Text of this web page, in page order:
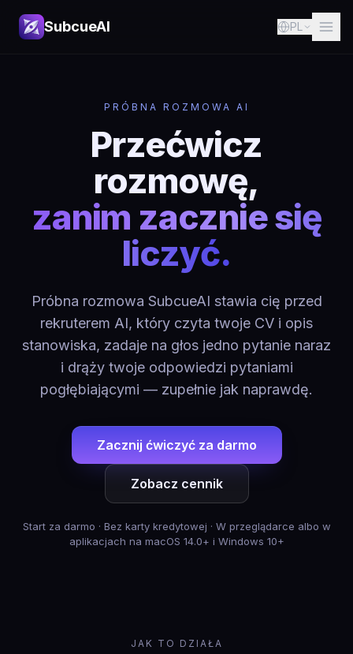
SubcueAI PL
PRÓBNA ROZMOWA AI
Przećwicz
rozmowę,
zanim zacznie się
liczyć.
Próbna rozmowa SubcueAI stawia cię przed
rekruterem AI, który czyta twoje CV i opis
stanowiska, zadaje na głos jedno pytanie naraz
i drąży twoje odpowiedzi pytaniami
pogłębiającymi — zupełnie jak naprawdę.
Zacznij ćwiczyć za darmo
Zobacz cennik
Start za darmo · Bez karty kredytowej · W przeglądarce albo w
aplikacjach na macOS 14.0+ i Windows 10+
JAK TO DZIAŁA